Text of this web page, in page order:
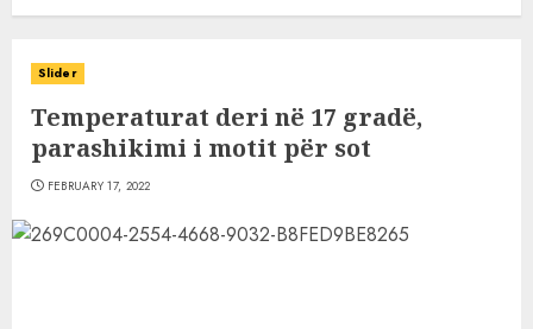
Slider
Temperaturat deri në 17 gradë,
parashikimi i motit për sot
FEBRUARY 17, 2022